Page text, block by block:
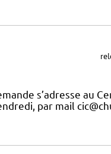
s’adresse au
par mail